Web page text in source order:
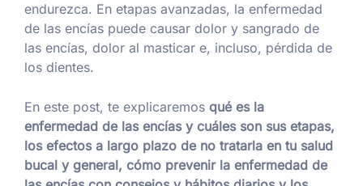
endurezca. En etapas avanzadas, la enfermedad
de las encías puede causar dolor y sangrado de
las encías, dolor al masticar e, incluso, pérdida de
los dientes.
En este post, te explicaremos qué es la
enfermedad de las encías y cuáles son sus etapas,
los efectos a largo plazo de no tratarla en tu salud
bucal y general, cómo prevenir la enfermedad de